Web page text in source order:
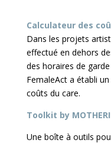
Calculateur des
Dans les projets
effectué en dehors
des horaires de
FemaleAct a établi
coûts du care.
Toolkit by
Une boîte à outils